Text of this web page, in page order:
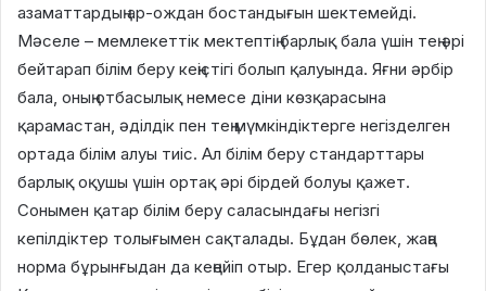
азаматтардың ар-ождан бостандығын шектемейді.
Мәселе – мемлекеттік мектептің барлық бала үшін тең әрі
бейтарап білім беру кеңістігі болып қалуында. Яғни әрбір
бала, оның отбасылық немесе діни көзқарасына
қарамастан, әділдік пен тең мүмкіндіктерге негізделген
ортада білім алуы тиіс. Ал білім беру стандарттары
барлық оқушы үшін ортақ әрі бірдей болуы қажет.
Сонымен қатар білім беру саласындағы негізгі
кепілдіктер толығымен сақталады. Бұдан бөлек, жаңа
норма бұрынғыдан да кеңейіп отыр. Егер қолданыстағы